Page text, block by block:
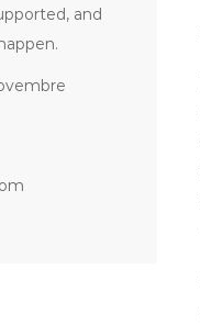
and